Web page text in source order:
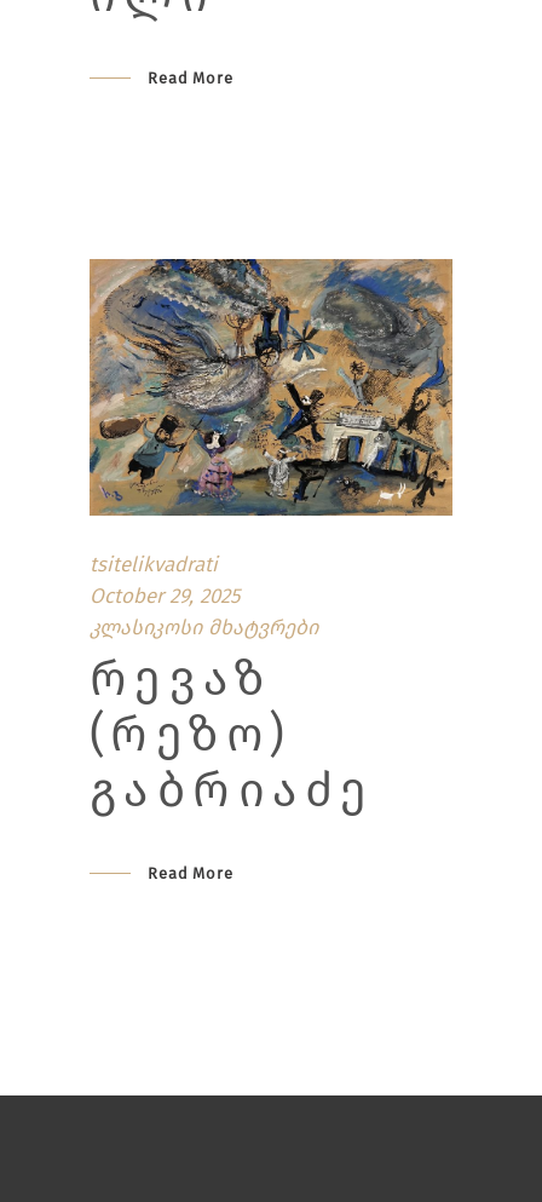
Read More
tsitelikvadrati
October 29, 2025
კლასიკოსი მხატვრები
ᲠᲔᲕᲐᲖ
(ᲠᲔᲖᲝ)
ᲒᲐᲑᲠᲘᲐᲫᲔ
Read More